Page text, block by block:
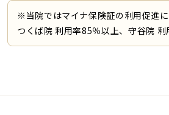
※当院ではマイナ保険証の利用促進に
つくば院 利用率85％以上、守谷院